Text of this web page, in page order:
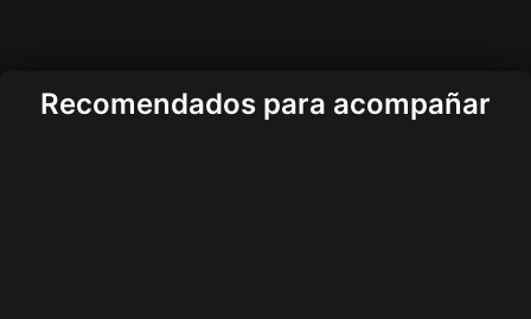
Recomendados para acompañar